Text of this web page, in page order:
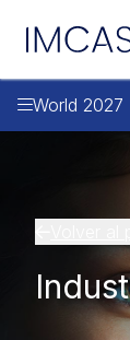
IMCAS
World 2027